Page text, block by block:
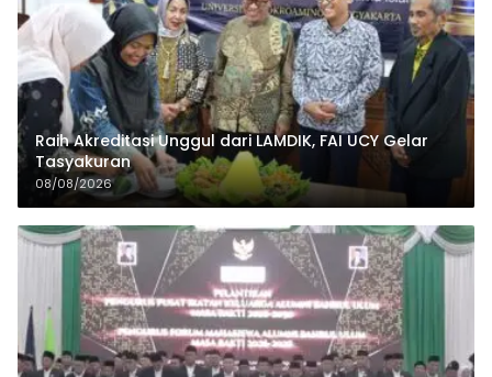
Raih Akreditasi Unggul dari LAMDIK, FAI UCY Gelar
Tasyakuran
08/08/2026